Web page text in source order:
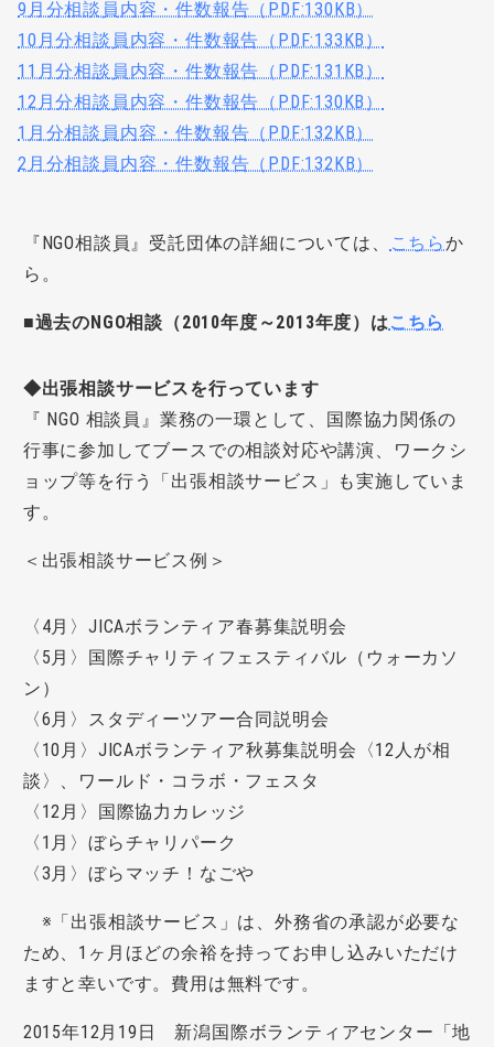
9月分相談員内容・件数報告（PDF:130KB）
10月分相談員内容・件数報告（PDF:133KB）
11月分相談員内容・件数報告（PDF:131KB）
12月分相談員内容・件数報告（PDF:130KB）
1月分相談員内容・件数報告（PDF:132KB）
2月分相談員内容・件数報告（PDF:132KB）
『NGO相談員』受託団体の詳細については、 こちらか
ら。
■過去のNGO相談（2010年度～2013年度）はこちら
◆出張相談サービスを行っています
『 NGO 相談員』業務の一環として、国際協力関係の
行事に参加してブースでの相談対応や講演、ワークシ
ョップ等を行う「出張相談サービス」も実施していま
す。
＜出張相談サービス例＞
〈4月〉JICAボランティア春募集説明会
〈5月〉国際チャリティフェスティバル（ウォーカソ
ン）
〈6月〉スタディーツアー合同説明会
〈10月〉JICAボランティア秋募集説明会〈12人が相
談〉、ワールド・コラボ・フェスタ
〈12月〉国際協力カレッジ
〈1月〉ぼらチャリパーク
〈3月〉ぼらマッチ！なごや
※「出張相談サービス」は、外務省の承認が必要な
ため、1ヶ月ほどの余裕を持ってお申し込みいただけ
ますと幸いです。費用は無料です。
2015年12月19日 新潟国際ボランティアセンター「地